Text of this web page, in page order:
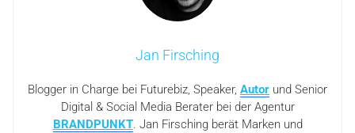
Jan Firsching
Blogger in Charge bei Futurebiz, Speaker, Autor und Senior
Digital & Social Media Berater bei der Agentur
BRANDPUNKT. Jan Firsching berät Marken und